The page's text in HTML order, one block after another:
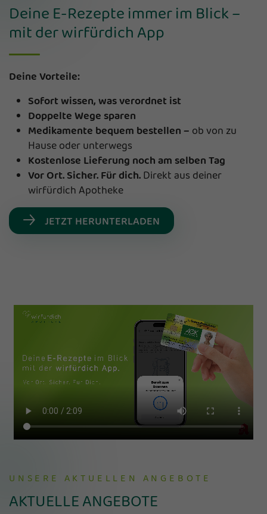
Deine E-Rezepte immer im Blick –
mit der wirfürdich App
Deine Vorteile:
Sofort wissen, was verordnet ist
Doppelte Wege sparen
Medikamente bequem bestellen – ob von zu
Hause oder unterwegs
Kostenlose Lieferung noch am selben Tag
Vor Ort. Sicher. Für dich.Direkt aus deiner
wirfürdich Apotheke
JETZT HERUNTERLADEN
UNSERE AKTUELLEN ANGEBOTE
AKTUELLE ANGEBOTE